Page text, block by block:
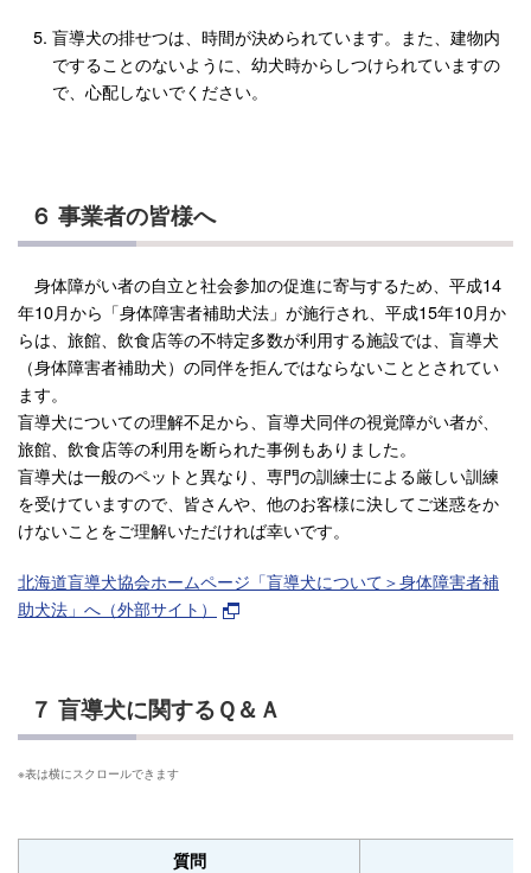
盲導犬の排せつは、時間が決められています。また、建物内
ですることのないように、幼犬時からしつけられていますの
で、心配しないでください。
６ 事業者の皆様へ
身体障がい者の自立と社会参加の促進に寄与するため、平成14
年10月から「身体障害者補助犬法」が施行され、平成15年10月か
らは、旅館、飲食店等の不特定多数が利用する施設では、盲導犬
（身体障害者補助犬）の同伴を拒んではならないこととされてい
ます。
盲導犬についての理解不足から、盲導犬同伴の視覚障がい者が、
旅館、飲食店等の利用を断られた事例もありました。
盲導犬は一般のペットと異なり、専門の訓練士による厳しい訓練
を受けていますので、皆さんや、他のお客様に決してご迷惑をか
けないことをご理解いただければ幸いです。
北海道盲導犬協会ホームページ「盲導犬について＞身体障害者補
助犬法」へ（外部サイト）
７ 盲導犬に関するＱ＆Ａ
質問